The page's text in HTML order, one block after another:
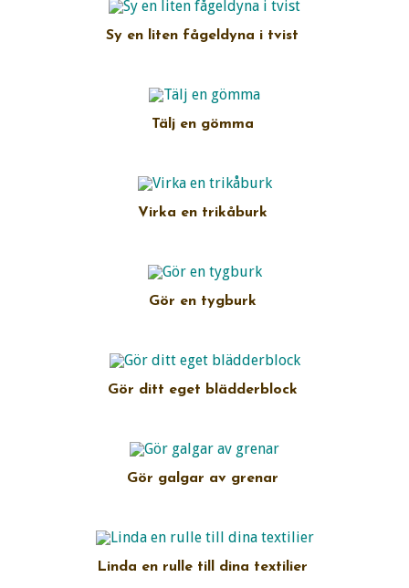
Sy en liten fågeldyna i tvist
Tälj en gömma
Virka en trikåburk
Gör en tygburk
Gör ditt eget blädderblock
Gör galgar av grenar
Linda en rulle till dina textilier